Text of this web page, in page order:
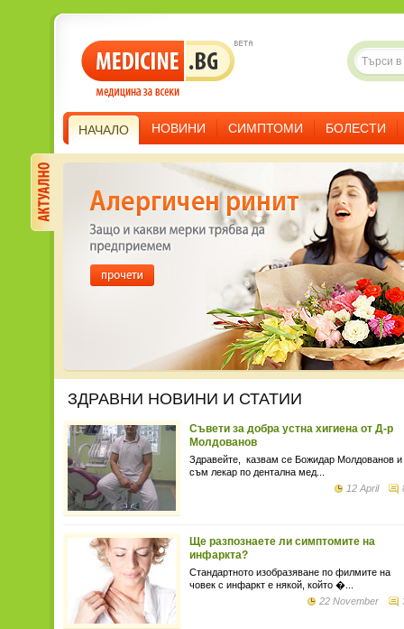
НАЧАЛО НОВИНИ СИМПТОМИ БОЛЕСТИ
ЗДРАВНИ НОВИНИ И СТАТИИ
Съвети за добра устна хигиена от Д-р
Молдованов
Здравейте, казвам се Божидар Молдованов и
съм лекар по дентална мед...
12 April
Ще разпознаете ли симптомите на
инфаркта?
Стандартното изобразяване по филмите на
човек с инфаркт е някой, който �...
22 November